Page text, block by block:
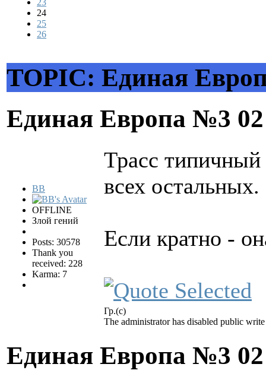
23
24
25
26
TOPIC: Единая
Единая Европа №3
BB
OFFLINE
Злой гений
Posts: 30578
Thank you
received: 228
Karma: 7
Трасс
всех остальных.
Если кратно -
Гр.(с)
The administrator has disabled public write
Единая Европа №3